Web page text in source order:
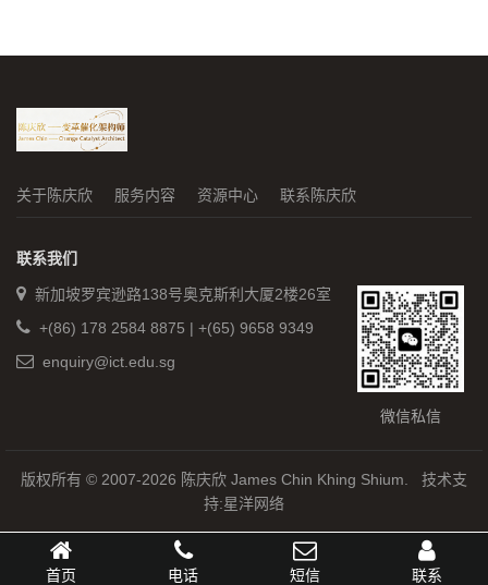
关于陈庆欣 服务内容 资源中心 联系陈庆欣
联系我们
新加坡罗宾逊路138号奥克斯利大厦2楼26室
+(86) 178 2584 8875 | +(65) 9658 9349
enquiry@ict.edu.sg
微信私信
版权所有 © 2007-2026 陈庆欣 James Chin Khing Shium. 技术支
持:星洋网络
首页 电话 短信 联系